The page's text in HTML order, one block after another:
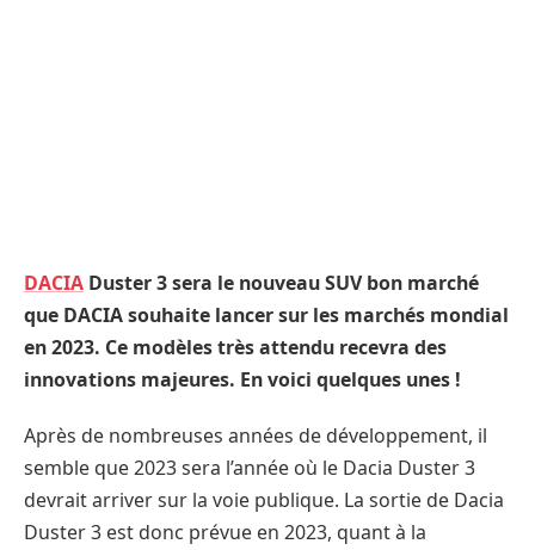
DACIA Duster 3 sera le nouveau SUV bon marché
que DACIA souhaite lancer sur les marchés mondial
en 2023. Ce modèles très attendu recevra des
innovations majeures. En voici quelques unes !
Après de nombreuses années de développement, il
semble que 2023 sera l’année où le Dacia Duster 3
devrait arriver sur la voie publique. La sortie de Dacia
Duster 3 est donc prévue en 2023, quant à la